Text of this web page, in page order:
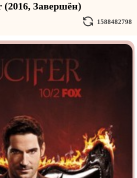
Ангелы и Демоны
Гении
Индийское кино
Коллекция
Маги и Волшебники
Параллельные миры
ПереводКубик в Кубе
Пеплум
Завершён)
1588482798